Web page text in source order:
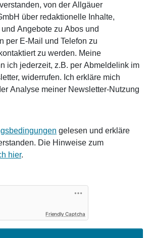
von der Allgäuer
über redaktionelle Inhalte,
Angebote zu Abos und
per E-Mail und Telefon zu
zu werden. Meine
ich jederzeit, z.B. per Abmeldelink im
widerrufen. Ich erkläre mich
Analyse meiner Newsletter-Nutzung
gelesen und erkläre
Die Hinweise zum
hier.
Friendly Captcha